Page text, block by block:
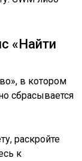
«Найти
в котором
сбрасывается
раскройте
к